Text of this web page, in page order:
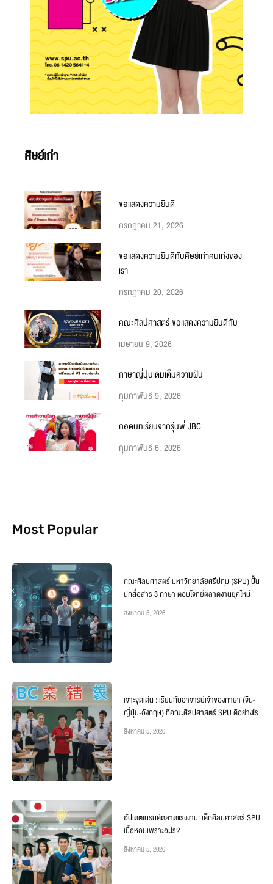
ศิษย์เก่า
ขอแสดงความยินดี
กรกฎาคม 21, 2026
ขอแสดงความยินดีกับศิษย์เก่าคนเก่งของ
เรา
กรกฎาคม 20, 2026
คณะศิลปศาสตร์ ขอแสดงความยินดีกับ
เมษายน 9, 2026
ภาษาญี่ปุ่นเติมเต็มความฝัน
กุมภาพันธ์ 9, 2026
ถอดบทเรียนจากรุ่นพี่ JBC
กุมภาพันธ์ 6, 2026
Most Popular
คณะศิลปศาสตร์ มหาวิทยาลัยศรีปทุม (SPU) ปั้น
นักสื่อสาร 3 ภาษา ตอบโจทย์ตลาดงานยุคใหม่
สิงหาคม 5, 2026
เจาะจุดเด่น : เรียนกับอาจารย์เจ้าของภาษา (จีน-
ญี่ปุ่น-อังกฤษ) ที่คณะศิลปศาสตร์ SPU ดีอย่างไร
สิงหาคม 5, 2026
อัปเดตเทรนด์ตลาดแรงงาน: เด็กศิลปศาสตร์ SPU
เนื้อหอมเพราะอะไร?
สิงหาคม 5, 2026